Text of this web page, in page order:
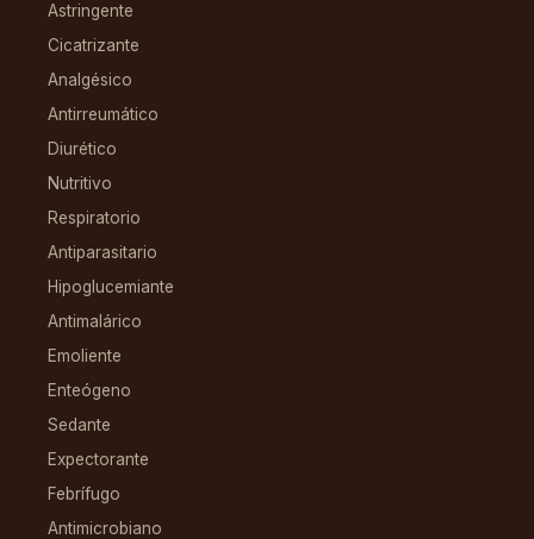
Astringente
Cicatrizante
Analgésico
Antirreumático
Diurético
Nutritivo
Respiratorio
Antiparasitario
Hipoglucemiante
Antimalárico
Emoliente
Enteógeno
Sedante
Expectorante
Febrífugo
Antimicrobiano